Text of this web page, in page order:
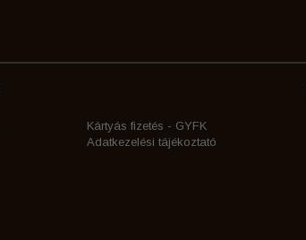
Kártyás fizetés - GYFK
Adatkezelési tájékoztató